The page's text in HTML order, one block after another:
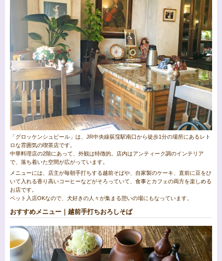
「グロッケンシュピール」は、JR中央線荻窪駅南口から徒歩1分の場所にあるレト
ロな雰囲気の喫茶店です。
中華料理店の2階にあって、外観は特徴的。店内はアンティーク調のインテリア
で、落ち着いた空間が広がっています。
メニューには、店主が毎朝手打ちする越前そばや、自家製のケーキ、直前に豆をひ
いて入れる香り高いコーヒーなどがそろっていて、食事とカフェの両方を楽しめる
お店です。
ペット入店OKなので、犬好きの人々が集まる憩いの場にもなっています。
おすすめメニュー｜越前手打ちおろしそば